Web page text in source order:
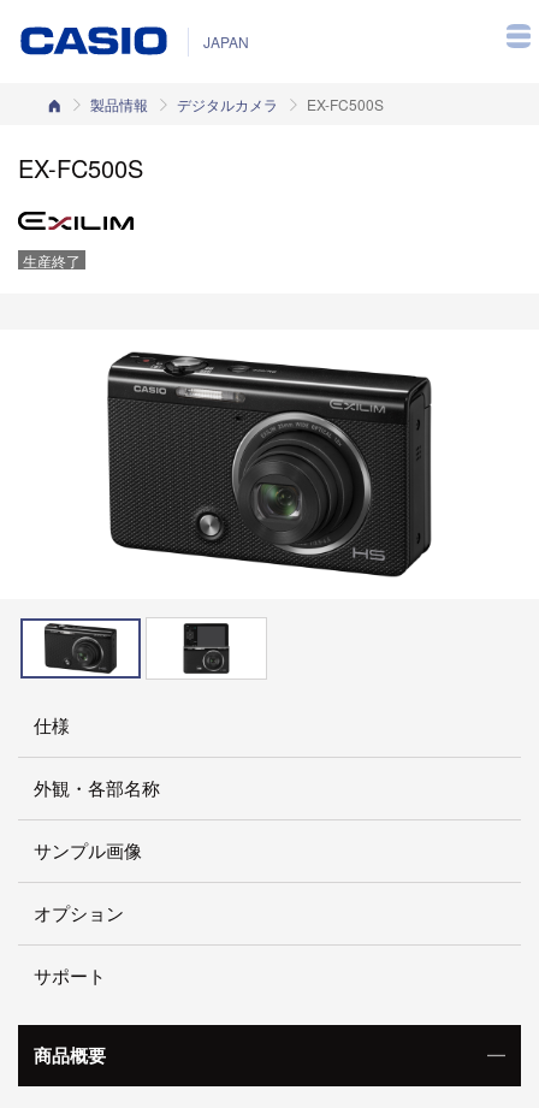
JAPAN
カシオホーム
製品情報 デジタルカメラ EX-FC500S
EX-FC500S
生産終了
仕様
外観・各部名称
サンプル画像
オプション
サポート
商品概要